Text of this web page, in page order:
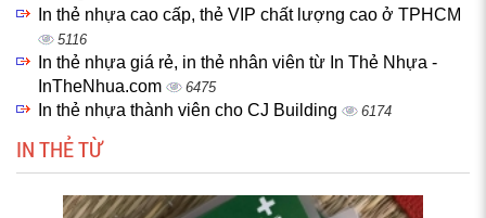
In thẻ nhựa cao cấp, thẻ VIP chất lượng cao ở TPHCM
5116
In thẻ nhựa giá rẻ, in thẻ nhân viên từ In Thẻ Nhựa -
InTheNhua.com
6475
In thẻ nhựa thành viên cho CJ Building 6174
IN THẺ TỪ